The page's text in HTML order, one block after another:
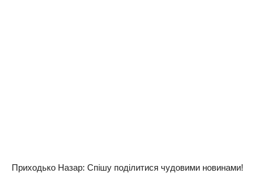
Приходько Назар: Спішу поділитися чудовими новинами!